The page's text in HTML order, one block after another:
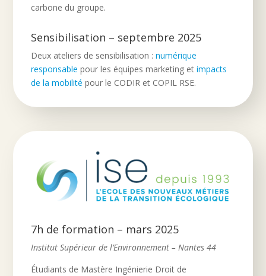
carbone du groupe.
Sensibilisation – septembre 2025
Deux ateliers de sensibilisation :numérique
responsable pour les équipes marketing etimpacts
de la mobilité pour le CODIR et COPIL RSE.
7h de formation – mars 2025
Institut Supérieur de l’Environnement – Nantes 44
Étudiants de Mastère Ingénierie Droit de